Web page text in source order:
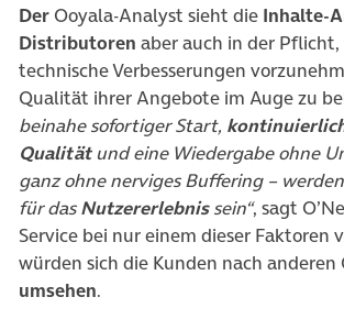
Der Ooyala-Analyst sieht die Inhalte-
Distributoren aber auch in der
technische Verbesserungen
Qualität ihrer Angebote im Auge zu
beinahe sofortiger Start,
Qualitätund eine Wiedergabe ohne
ganz ohne nerviges Buffering –
für dasNutzererlebnissein“, sagt
Service bei nur einem dieser Faktoren
würden sich die Kunden nach anderen
umsehen.